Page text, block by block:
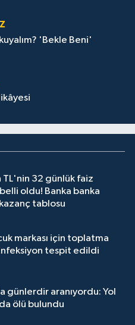
'Bekle Beni'
TL'nin 32 günlük faiz
oldu! Banka banka
tablosu
markası için toplatma
tespit edildi
günlerdir aranıyordu: Yol
ölü bulundu